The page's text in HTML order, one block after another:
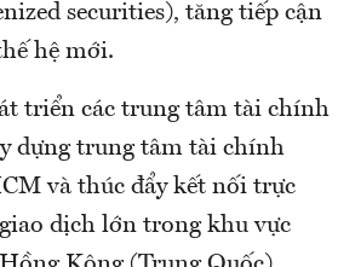
securities), tăng tiếp cận
hệ mới.
triển các trung tâm tài chính
dựng trung tâm tài chính
và thúc đẩy kết nối trực
dịch lớn trong khu vực